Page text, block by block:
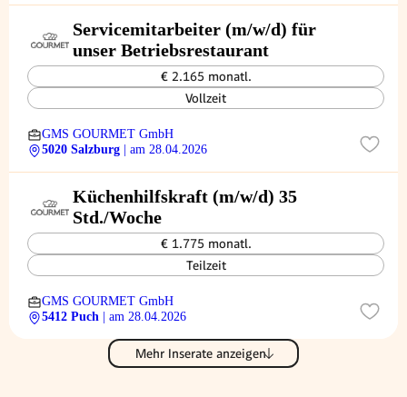
Servicemitarbeiter (m/w/d) für
unser Betriebsrestaurant
€ 2.165 monatl.
Vollzeit
GMS GOURMET GmbH
5020 Salzburg
| am 28.04.2026
Küchenhilfskraft (m/w/d) 35
Std./Woche
€ 1.775 monatl.
Teilzeit
GMS GOURMET GmbH
5412 Puch
| am 28.04.2026
Mehr Inserate anzeigen